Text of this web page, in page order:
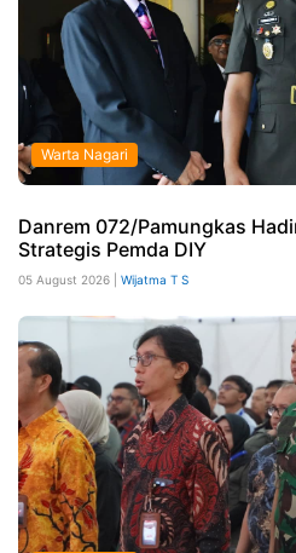
Warta Nagari
Danrem 072/Pamungkas
Strategis Pemda DIY
05 August 2026 | Wijatma T S